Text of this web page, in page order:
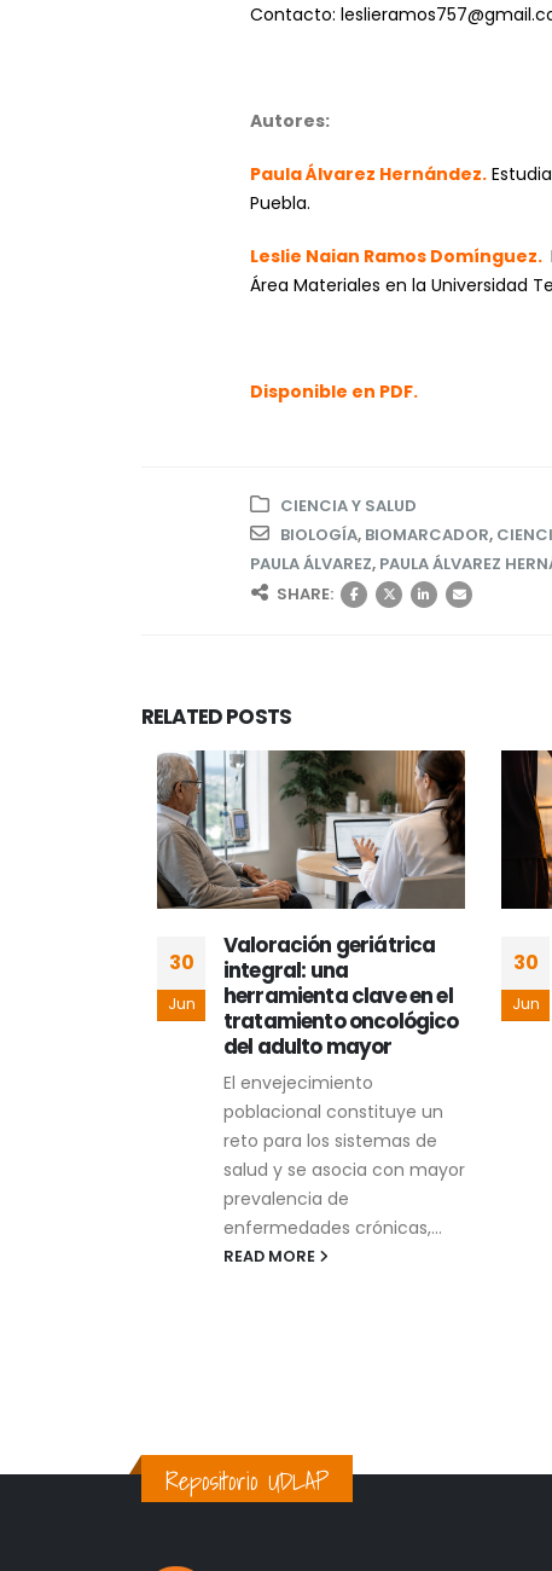
Contacto:
Autores:
Paula Álvarez Hernández.
Puebla.
Leslie Naian Ramos Domínguez.
Área Materiales en la Universidad
Disponible en PDF.
CIENCIA Y SALUD
BIOLOGÍA, BIOMARCADOR,
PAULA ÁLVAREZ, PAULA ÁLVAREZ
SHARE:
RELATEDPOSTS
30
Jun
Valoración geriátrica
integral: una
herramienta clave en el
tratamiento oncológico
del adulto mayor
El envejecimiento
poblacional constituye un
reto para los sistemas de
salud y se asocia con mayor
prevalencia de
enfermedades crónicas,...
READ MORE
30
Jun
Repositorio UDLAP